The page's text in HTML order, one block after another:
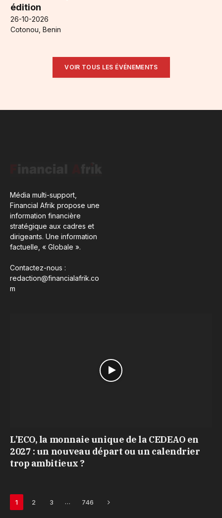
édition
26-10-2026
Cotonou, Benin
VOIR TOUS LES ÉVÉNEMENTS
Média multi-support,
Financial Afrik propose une
information financière
stratégique aux cadres et
dirigeants. Une information
factuelle, « Globale ».
Contactez-nous :
redaction@financialafrik.co
m
L’ECO, la monnaie unique de la CEDEAO en
2027 : un nouveau départ ou un calendrier
trop ambitieux ?
1 2 3 … 746 Next